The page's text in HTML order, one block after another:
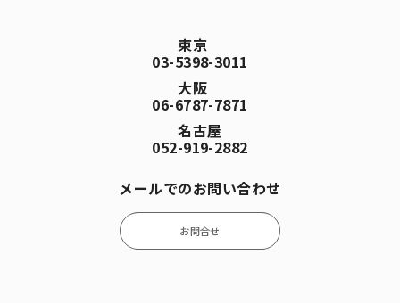
東京
03-5398-3011
大阪
06-6787-7871
名古屋
052-919-2882
メールでのお問い合わせ
お問合せ